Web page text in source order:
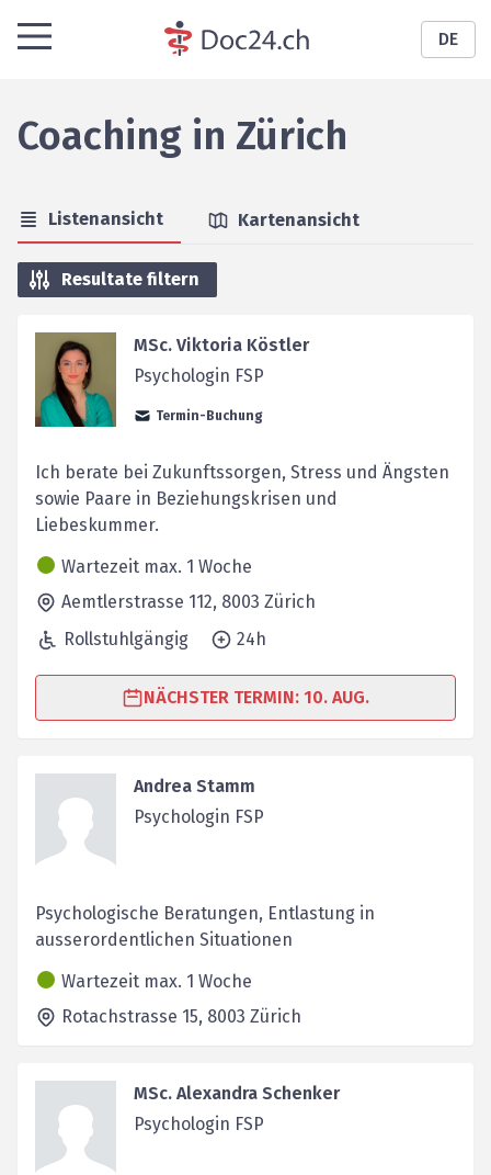
DE
Coaching in Zürich
Listenansicht Kartenansicht
Resultate filtern
MSc. Viktoria Köstler
Psychologin FSP
Termin-Buchung
Ich berate bei Zukunftssorgen, Stress und Ängsten
sowie Paare in Beziehungskrisen und
Liebeskummer.
Wartezeit max. 1 Woche
Aemtlerstrasse 112, 8003 Zürich
Rollstuhlgängig
24h
NÄCHSTER TERMIN: 10. AUG.
Andrea Stamm
Psychologin FSP
Psychologische Beratungen, Entlastung in
ausserordentlichen Situationen
Wartezeit max. 1 Woche
Rotachstrasse 15, 8003 Zürich
MSc. Alexandra Schenker
Psychologin FSP